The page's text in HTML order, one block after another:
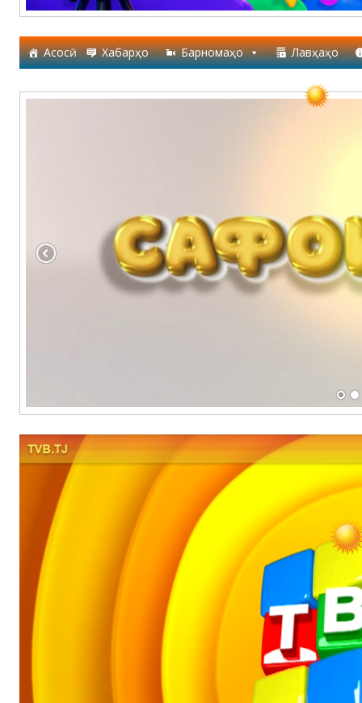
Асосӣ Хабарҳо Барномаҳо Лавҳаҳо